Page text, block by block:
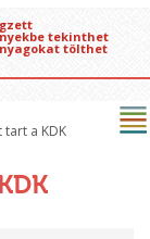
tekinthet
tölthet
tart a KDK